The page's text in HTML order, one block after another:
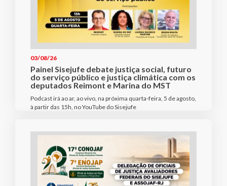
03/08/26
Painel Sisejufe debate justiça social, futuro
do serviço público e justiça climática com os
deputados Reimont e Marina do MST
Podcast irá ao ar, ao vivo, na próxima quarta-feira, 5 de agosto,
à partir das 15h, no YouTube do Sisejufe